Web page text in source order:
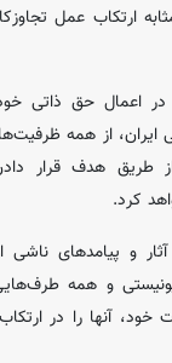
ارتکاب عمل
در اعمال حق ذاتی
از همه
از طریق هدف قرار
کرد.
و پیامدهای
و همه
آنها را در